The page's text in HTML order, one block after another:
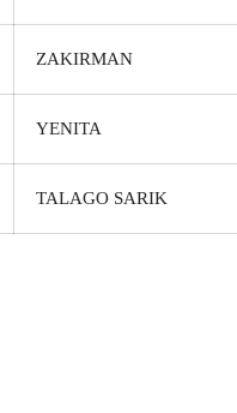
ZAKIRMAN
YENITA
TALAGO SARIK